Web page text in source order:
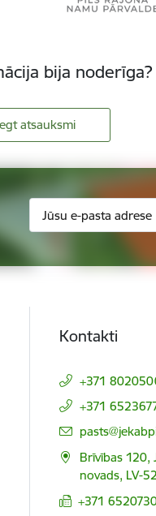
bija noderīga?
atsauksmi
Kontakti
+371
+371
E-pasts:
Brīvības 120,
novads, LV-
+371